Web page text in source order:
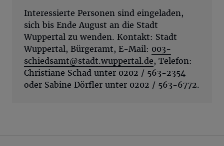
Interessierte Personen sind eingeladen,
sich bis Ende August an die Stadt
Wuppertal zu wenden. Kontakt: Stadt
Wuppertal, Bürgeramt, E-Mail: 003-
schiedsamt@stadt.wuppertal.de, Telefon:
Christiane Schad unter 0202 / 563-2354
oder Sabine Dörfler unter 0202 / 563-6772.